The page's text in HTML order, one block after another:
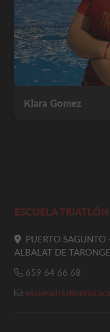
Klara Gomez
ESCUELA
PUERTO SAGUNTO
ALBALAT DE
659 64 66 68